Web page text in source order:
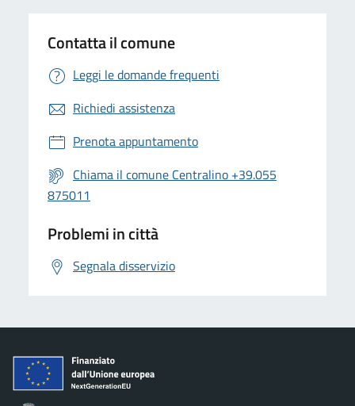
Contatta il comune
Leggi le domande frequenti
Richiedi assistenza
Prenota appuntamento
Chiama il comune Centralino +39.055
875011
Problemi in città
Segnala disservizio